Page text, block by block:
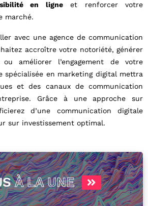
en ligneet renforcer votre
marché.
avec une agence de communication
accroître votre notoriété, générer
améliorer l’engagement de votre
spécialisée en marketing digital mettra
et des canaux de communication
Grâce à une approche sur
d’une communication digitale
sur investissement optimal.
À LA UNE